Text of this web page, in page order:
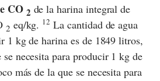
CO 2 de la harina integral de
2 eq/kg. 12 La cantidad de agua
1 kg de harina es de 1849 litros,
necesita para producir 1 kg de
más de la que se necesita para